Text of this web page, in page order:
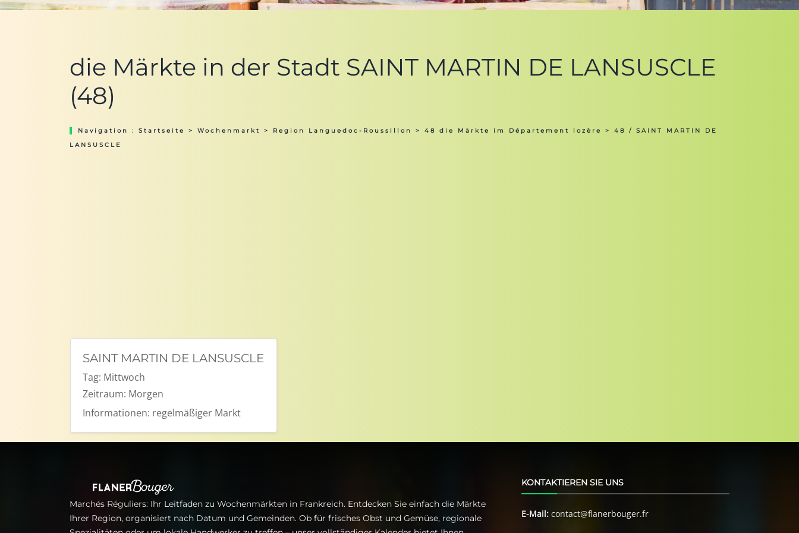
die Märkte in der Stadt SAINT MARTIN DE LANSUSCLE
(48)
Navigation : Startseite > Wochenmarkt > Region Languedoc-Roussillon > 48 die Märkte im Département lozère
> 48 / SAINT MARTIN DE
LANSUSCLE
SAINT MARTIN DE LANSUSCLE
Tag: Mittwoch
Zeitraum: Morgen
Informationen: regelmäßiger Markt
Marchés Réguliers: Ihr Leitfaden zu Wochenmärkten in Frankreich. Entdecken Sie einfach die Märkte
Ihrer Region, organisiert nach Datum und Gemeinden. Ob für frisches Obst und Gemüse, regionale
KONTAKTIEREN SIE UNS
E-Mail: contact@flanerbouger.fr